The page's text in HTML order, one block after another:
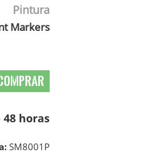
Pintura
Markers
horas
SM8001P